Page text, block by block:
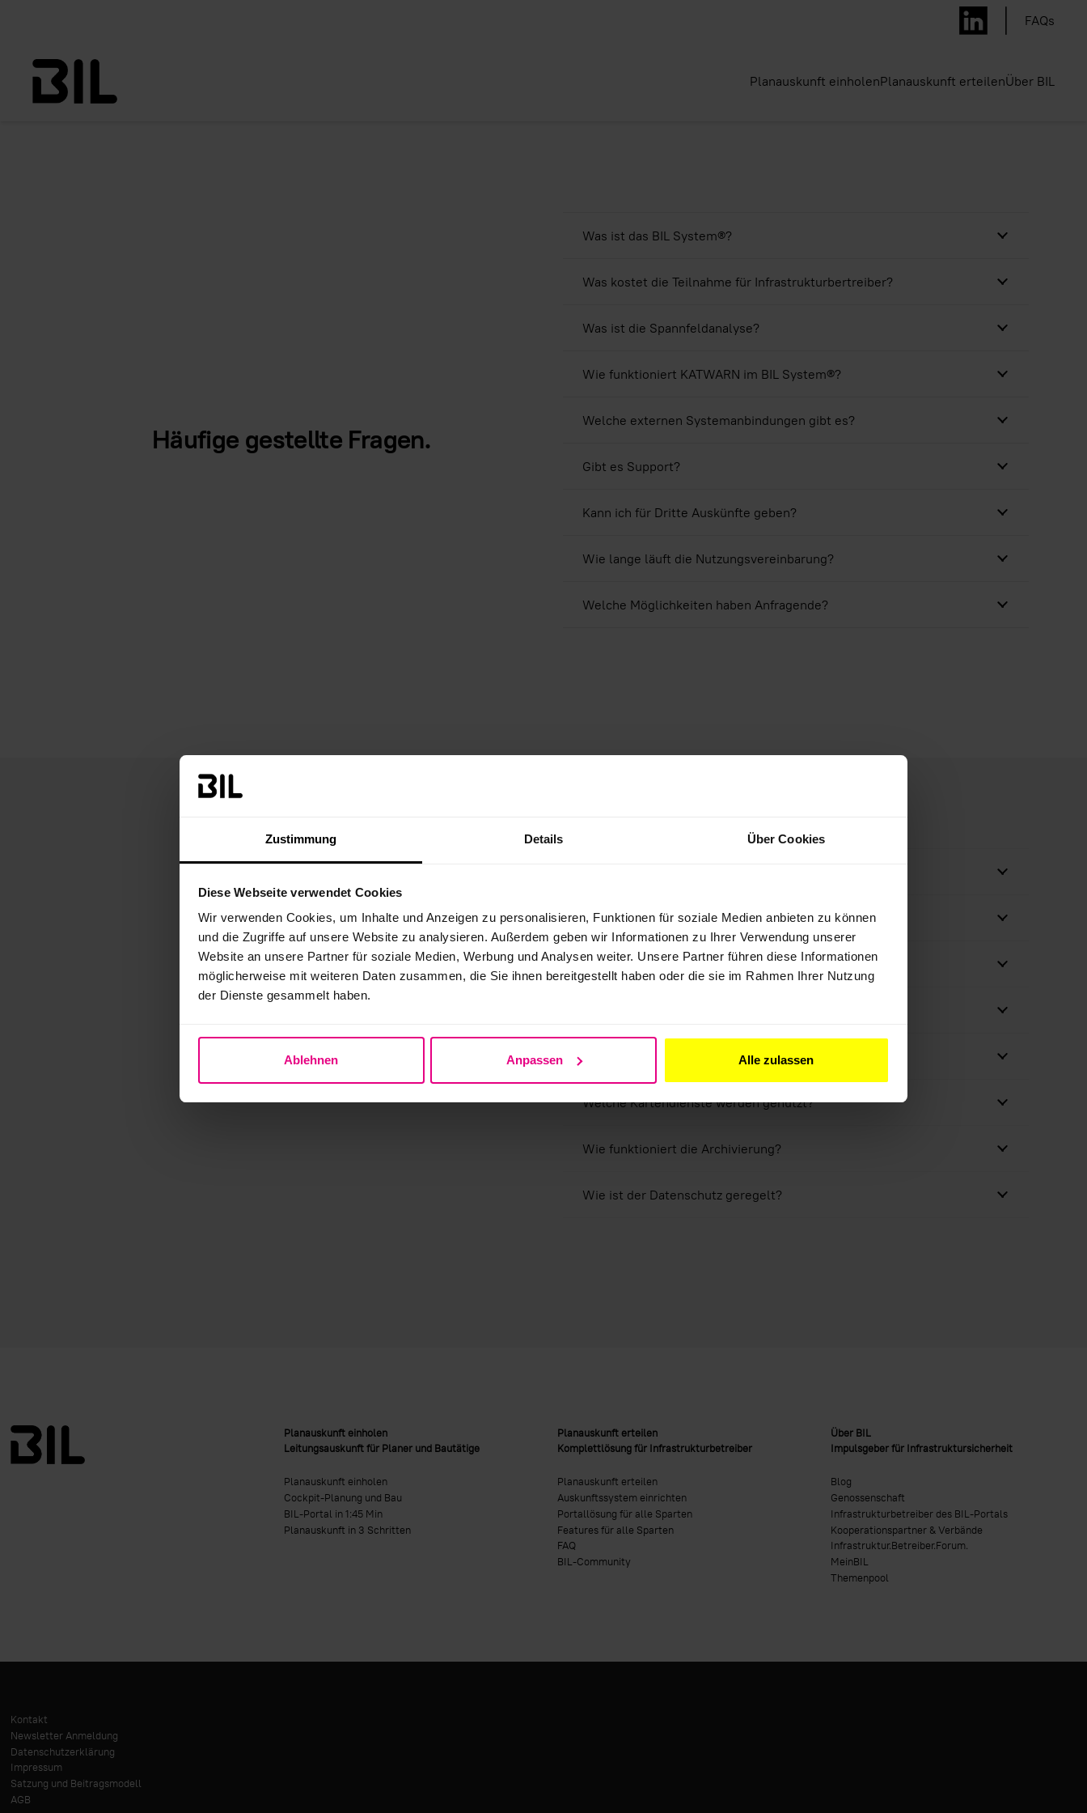
Zustimmung Details Über Cookies
Diese Webseite verwendet Cookies
Wir verwenden Cookies, um Inhalte und Anzeigen zu personalisieren, Funktionen für soziale Medien anbieten zu können
und die Zugriffe auf unsere Website zu analysieren. Außerdem geben wir Informationen zu Ihrer Verwendung unserer
Website an unsere Partner für soziale Medien, Werbung und Analysen weiter. Unsere Partner führen diese Informationen
möglicherweise mit weiteren Daten zusammen, die Sie ihnen bereitgestellt haben oder die sie im Rahmen Ihrer Nutzung
der Dienste gesammelt haben.
Ablehnen Anpassen Alle zulassen
FAQs
Planauskunft einholenPlanauskunft erteilenÜber BIL
Häufige gestellte Fragen.
Was ist das BIL System®?
Was kostet die Teilnahme für Infrastrukturbertreiber?
Was ist die Spannfeldanalyse?
Wie funktioniert KATWARN im BIL System®?
Welche externen Systemanbindungen gibt es?
Gibt es Support?
Kann ich für Dritte Auskünfte geben?
Wie lange läuft die Nutzungsvereinbarung?
Welche Möglichkeiten haben Anfragende?
Weitere Fragen.
Gibt es eine Schnittstelle zum eigenen GIS-System?
Kann ich auch ohne Schnittstelle antworten?
Gibt es Auswertungsfunktionen?
Welche Kartendienste werden genutzt?
Wie funktioniert die Archivierung?
Wie ist der Datenschutz geregelt?
Planauskunft einholen
Leitungsauskunft für Planer und Bautätige
Planauskunft einholen
Cockpit-Planung und Bau
BIL-Portal in 1:45 Min
Planauskunft in 3 Schritten
Planauskunft erteilen
Komplettlösung für Infrastrukturbetreiber
Planauskunft erteilen
Auskunftssystem einrichten
Portallösung für alle Sparten
Features für alle Sparten
FAQ
BIL-Community
Über BIL
Impulsgeber für Infrastruktursicherheit
Blog
Genossenschaft
Infrastrukturbetreiber des BIL-Portals
Kooperationspartner & Verbände
Infrastruktur.Betreiber.Forum.
MeinBIL
Themenpool
Kontakt
Newsletter Anmeldung
Datenschutzerklärung
Impressum
Satzung und Beitragsmodell
AGB